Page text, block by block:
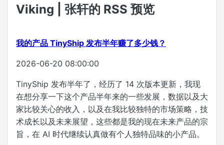
Viking | 张轩的 RSS 预览
我的产品 TinyShip 发布半年赚了多少钱？
2026-06-20 08:00:00
TinyShip 发布半年了，经历了 14 次版本更新，我现
在想分享一下这个产品半年来的一些发展，数据以及大
家比较关心的收入，以及在我比较独特的市场策略，技
术成长以及未来展望，这些都是我的现在未来产品的宗
旨，在 AI 时代继续认真做有个人独特品味的小产品。